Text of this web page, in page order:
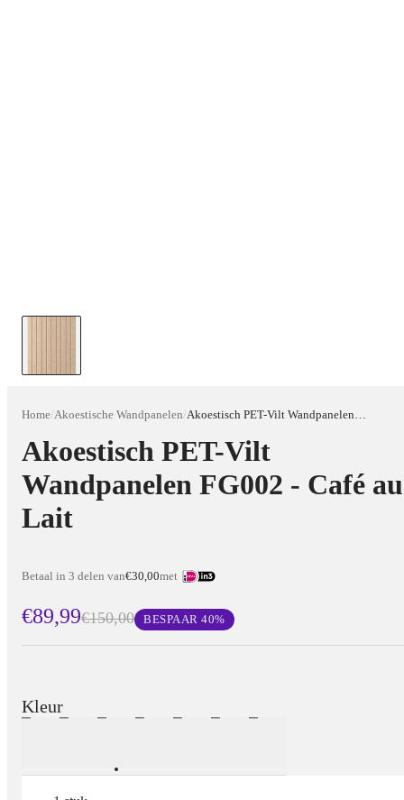
Home/Akoestische Wandpanelen/
Akoestisch PET-Vilt
Wandpanelen FG002 - Café au
Lait
Betaal in 3 delen van€30,00met
€89,99€150,00 BESPAAR40%
Kleur